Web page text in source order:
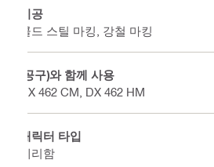
시공
콜드 스틸 마킹, 강철 마킹
(공구)와 함께 사용
DX 462 CM, DX 462 HM
캐릭터 타입
예리함